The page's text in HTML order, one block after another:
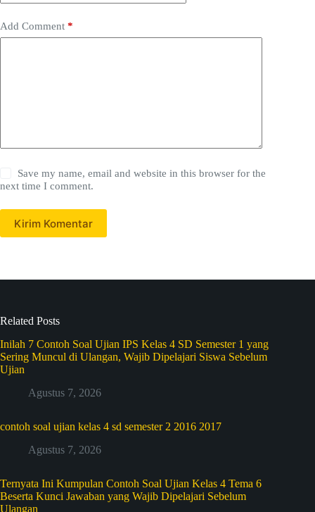
Add Comment *
Save my name, email and website in this browser for the
next time I comment.
Kirim Komentar
Related Posts
Inilah 7 Contoh Soal Ujian IPS Kelas 4 SD Semester 1 yang
Sering Muncul di Ulangan, Wajib Dipelajari Siswa Sebelum
Ujian
Agustus 7, 2026
contoh soal ujian kelas 4 sd semester 2 2016 2017
Agustus 7, 2026
Ternyata Ini Kumpulan Contoh Soal Ujian Kelas 4 Tema 6
Beserta Kunci Jawaban yang Wajib Dipelajari Sebelum
Ulangan